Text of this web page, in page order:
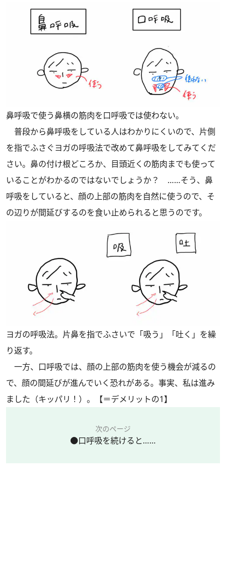
鼻呼吸で使う鼻横の筋肉を口呼吸では使わない。
普段から鼻呼吸をしている人はわかりにくいので、片側
を指でふさぐヨガの呼吸法で改めて鼻呼吸をしてみてくだ
さい。鼻の付け根どころか、目頭近くの筋肉までも使って
いることがわかるのではないでしょうか？ ……そう、鼻
呼吸をしていると、顔の上部の筋肉を自然に使うので、そ
の辺りが間延びするのを食い止められると思うのです。
ヨガの呼吸法。片鼻を指でふさいで「吸う」「吐く」を繰
り返す。
一方、口呼吸では、顔の上部の筋肉を使う機会が減るの
で、顔の間延びが進んでいく恐れがある。事実、私は進み
ました（キッパリ！）。【＝デメリットの1】
次のページ
●口呼吸を続けると……